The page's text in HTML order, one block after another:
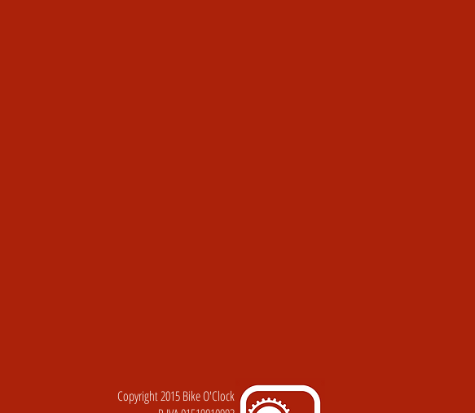
Copyright 2015 Bike O'Clock